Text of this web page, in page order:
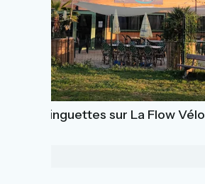
Les guinguettes sur La Flow Vélo